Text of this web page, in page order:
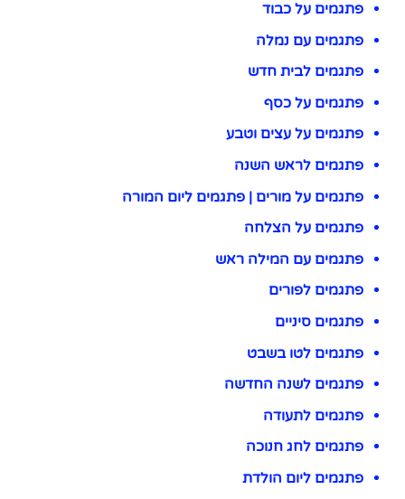
פתגמים על כבוד
פתגמים עם נמלה
פתגמים לבית חדש
פתגמים על כסף
פתגמים על עצים וטבע
פתגמים לראש השנה
פתגמים על מורים | פתגמים ליום המורה
פתגמים על הצלחה
פתגמים עם המילה ראש
פתגמים לפורים
פתגמים סיניים
פתגמים לטו בשבט
פתגמים לשנה החדשה
פתגמים לתעודה
פתגמים לחג חנוכה
פתגמים ליום הולדת